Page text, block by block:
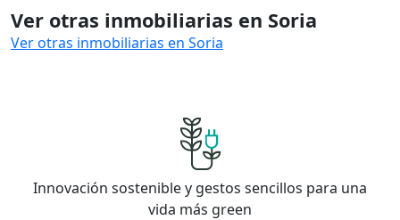
Ver otras inmobiliarias en Soria
Ver otras inmobiliarias en Soria
Innovación sostenible y gestos sencillos para una
vida más green